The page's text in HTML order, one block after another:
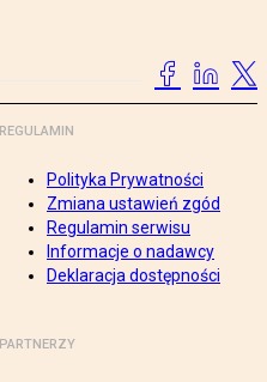
REGULAMIN
Polityka Prywatności
Zmiana ustawień zgód
Regulamin serwisu
Informacje o nadawcy
Deklaracja dostępności
PARTNERZY